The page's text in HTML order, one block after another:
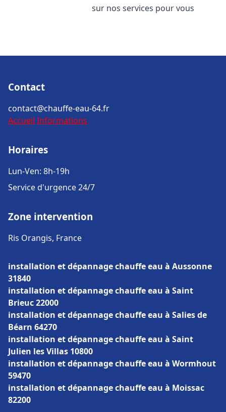
sur nos services pour vous
Contact
contact@chauffe-eau-64.fr
Accueil Informations
Horaires
Lun-Ven: 8h-19h
Service d'urgence 24/7
Zone intervention
Ris Orangis, France
installation et dépannage chauffe eau à Aussonne
31840
installation et dépannage chauffe eau à Saint
Brieuc 22000
installation et dépannage chauffe eau à Salies de
Béarn 64270
installation et dépannage chauffe eau à Saint
Julien les Villas 10800
installation et dépannage chauffe eau à Wormhout
59470
installation et dépannage chauffe eau à Moissac
82200